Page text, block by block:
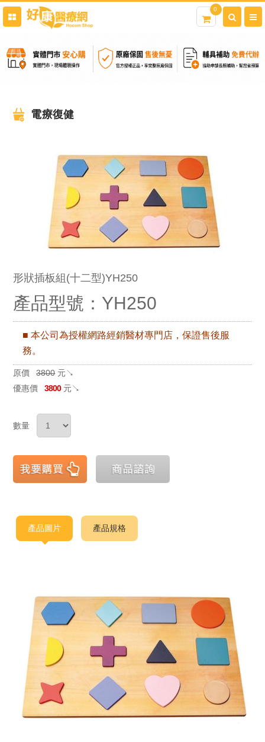
0
電療復健
形狀插板組(十二型)YH250
產品型號：YH250
■ 本公司為授權網路經銷醫材專門店，保證售後服
務。
原價 3800元↘
優惠價
3800元↘
數量
產品圖片 產品規格